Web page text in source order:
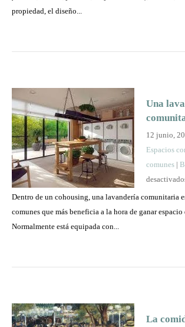
propiedad, el diseño...
Una
12 junio,
Espacios
comunes
Dentro de un cohousing, una lavandería comunitaria
comunes que más beneficia a la hora de ganar
Normalmente está equipada con...
La